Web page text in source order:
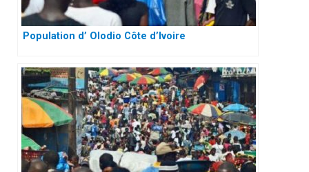
Population d’ Olodio Côte d’Ivoire